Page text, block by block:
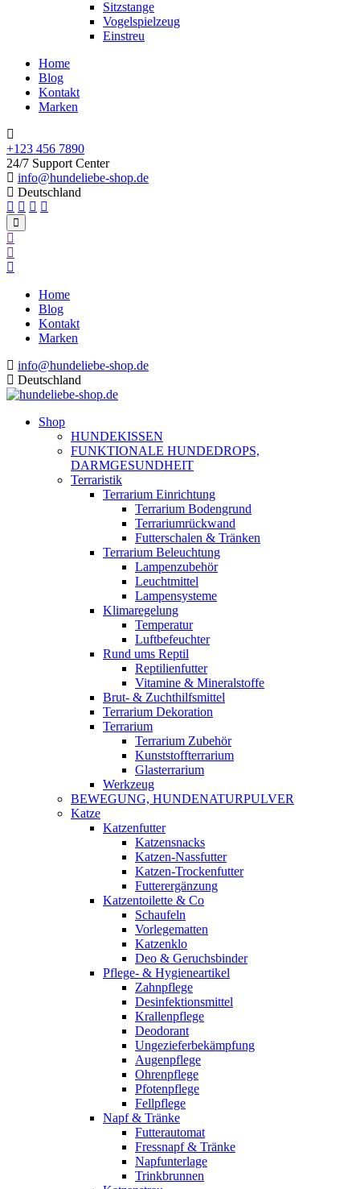
Sitzstange
Vogelspielzeug
Einstreu
Home
Blog
Kontakt
Marken
+123 456 7890
24/7 Support Center
info@hundeliebe-shop.de
Deutschland
Home
Blog
Kontakt
Marken
info@hundeliebe-shop.de
Deutschland
Shop
HUNDEKISSEN
FUNKTIONALE HUNDEDROPS,
DARMGESUNDHEIT
Terraristik
Terrarium Einrichtung
Terrarium Bodengrund
Terrariumrückwand
Futterschalen & Tränken
Terrarium Beleuchtung
Lampenzubehör
Leuchtmittel
Lampensysteme
Klimaregelung
Temperatur
Luftbefeuchter
Rund ums Reptil
Reptilienfutter
Vitamine & Mineralstoffe
Brut- & Zuchthilfsmittel
Terrarium Dekoration
Terrarium
Terrarium Zubehör
Kunststoffterrarium
Glasterrarium
Werkzeug
BEWEGUNG, HUNDENATURPULVER
Katze
Katzenfutter
Katzensnacks
Katzen-Nassfutter
Katzen-Trockenfutter
Futterergänzung
Katzentoilette & Co
Schaufeln
Vorlegematten
Katzenklo
Deo & Geruchsbinder
Pflege- & Hygieneartikel
Zahnpflege
Desinfektionsmittel
Krallenpflege
Deodorant
Ungezieferbekämpfung
Augenpflege
Ohrenpflege
Pfotenpflege
Fellpflege
Napf & Tränke
Futterautomat
Fressnapf & Tränke
Napfunterlage
Trinkbrunnen